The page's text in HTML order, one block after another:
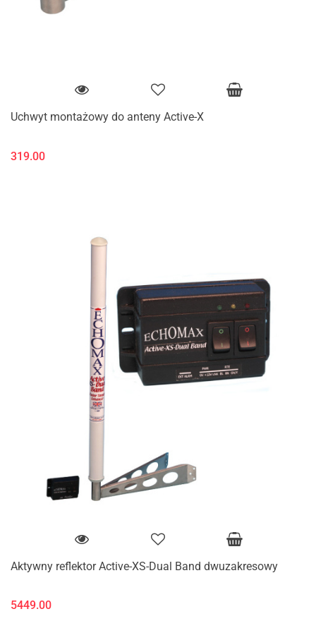
Uchwyt montażowy do anteny Active-X
319.00
Aktywny reflektor Active-XS-Dual Band dwuzakresowy
5449.00